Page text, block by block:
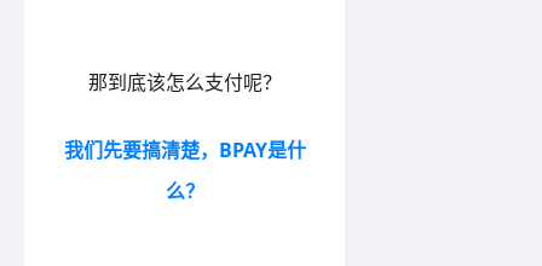
那到底该怎么支付呢？
我们先要搞清楚，BPAY是什
么？